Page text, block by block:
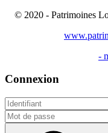
© 2020 - Patrimoines
-
Connexion